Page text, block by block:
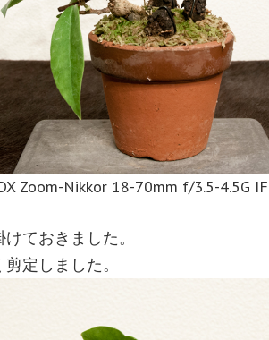
Zoom-Nikkor 18-70mm f/3.5-4.5G
ておきました。
定しました。